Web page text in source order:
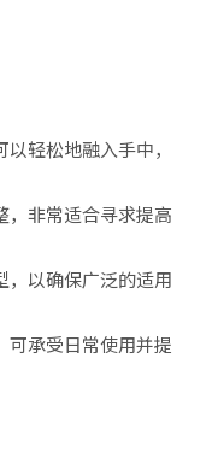
轻松地融入手中，
，非常适合寻求提高
，以确保广泛的适用
可承受日常使用并提